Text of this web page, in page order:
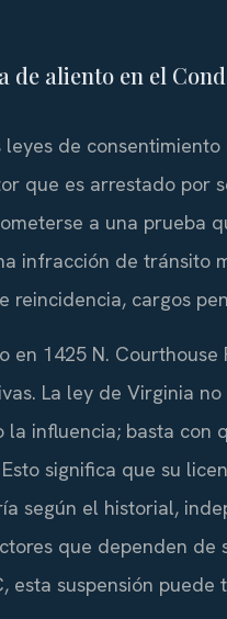
aliento en el
de
que es arrestado por
a una prueba
infracción de tránsito
reincidencia, cargos
1425 N. Courthouse
La ley de Virginia
influencia; basta con
significa que su
según el historial,
que dependen
suspensión